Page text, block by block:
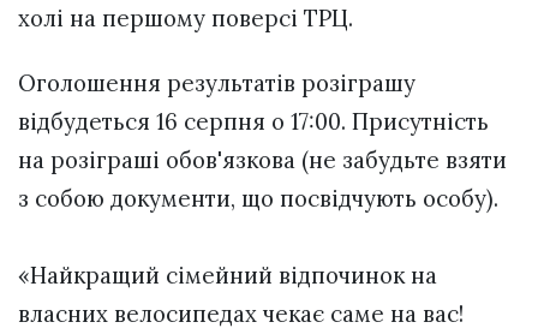
холі на першому поверсі ТРЦ.
Оголошення результатів розіграшу
відбудеться 16 серпня о 17:00. Присутність
на розіграші обов'язкова (не забудьте взяти
з собою документи, що посвідчують особу).
«Найкращий сімейний відпочинок на
власних велосипедах чекає саме на вас!